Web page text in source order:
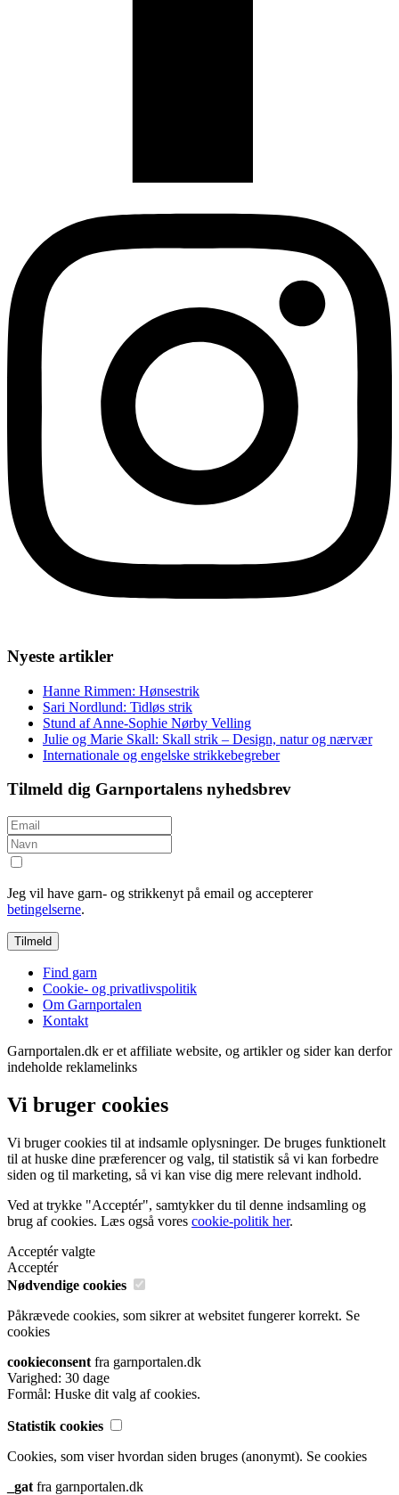
Nyeste artikler
Hanne Rimmen: Hønsestrik
Sari Nordlund: Tidløs strik
Stund af Anne-Sophie Nørby Velling
Julie og Marie Skall: Skall strik – Design, natur og nærvær
Internationale og engelske strikkebegreber
Tilmeld dig Garnportalens nyhedsbrev
Jeg vil have garn- og strikkenyt på email og accepterer
betingelserne.
Find garn
Cookie- og privatlivspolitik
Om Garnportalen
Kontakt
Garnportalen.dk er et affiliate website, og artikler og sider kan derfor
indeholde reklamelinks
Vi bruger cookies
Vi bruger cookies til at indsamle oplysninger. De bruges funktionelt
til at huske dine præferencer og valg, til statistik så vi kan forbedre
siden og til marketing, så vi kan vise dig mere relevant indhold.
Ved at trykke "Acceptér", samtykker du til denne indsamling og
brug af cookies. Læs også vores cookie-politik her.
Acceptér valgte
Acceptér
Nødvendige cookies
Påkrævede cookies, som sikrer at websitet fungerer korrekt. Se
cookies
cookieconsent fra garnportalen.dk
Varighed: 30 dage
Formål: Huske dit valg af cookies.
Statistik cookies
Cookies, som viser hvordan siden bruges (anonymt). Se cookies
_gat fra garnportalen.dk